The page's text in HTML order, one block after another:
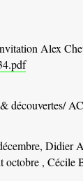
Alex
découvertes/
Didier
octobre , Cécile